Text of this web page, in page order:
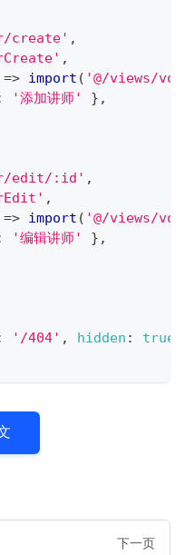
create' ,
,
=> import ( '@/views/
'添加讲师' } ,
edit/:id' ,
,
=> import ( '@/views/
'编辑讲师' } ,
'/404' , hidden : true
下一页